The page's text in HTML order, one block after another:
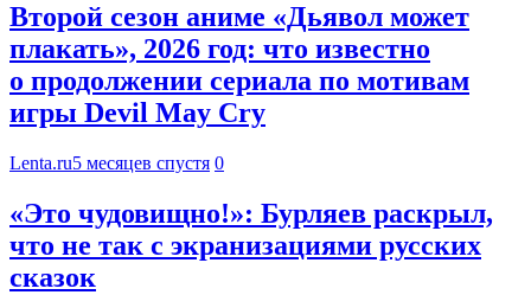
Второй сезон аниме «Дьявол может
плакать», 2026 год: что известно
о продолжении сериала по мотивам
игры Devil May Cry
Lenta.ru5 месяцев спустя 0
«Это чудовищно!»: Бурляев раскрыл,
что не так с экранизациями русских
сказок